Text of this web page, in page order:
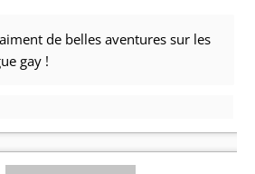
de belles aventures sur les
gay !